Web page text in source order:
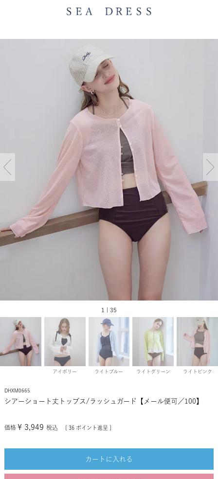
1 | 35
アイボリー ライトブルー ライトグリーン ライトピンク
DHXM0665
シアーショート丈トップス/ラッシュガード【メール便可／100】
価格 ¥ 3,949 税込 36 ポイント進呈 ]
カートに入れる